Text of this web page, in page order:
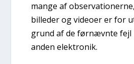
man­ge af
bil­le­der og video­er er for
grund af de før­nævn­te fejl
anden elek­tro­nik.